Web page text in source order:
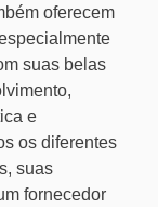
oferecem
suas belas
e
os diferentes
suas
fornecedor